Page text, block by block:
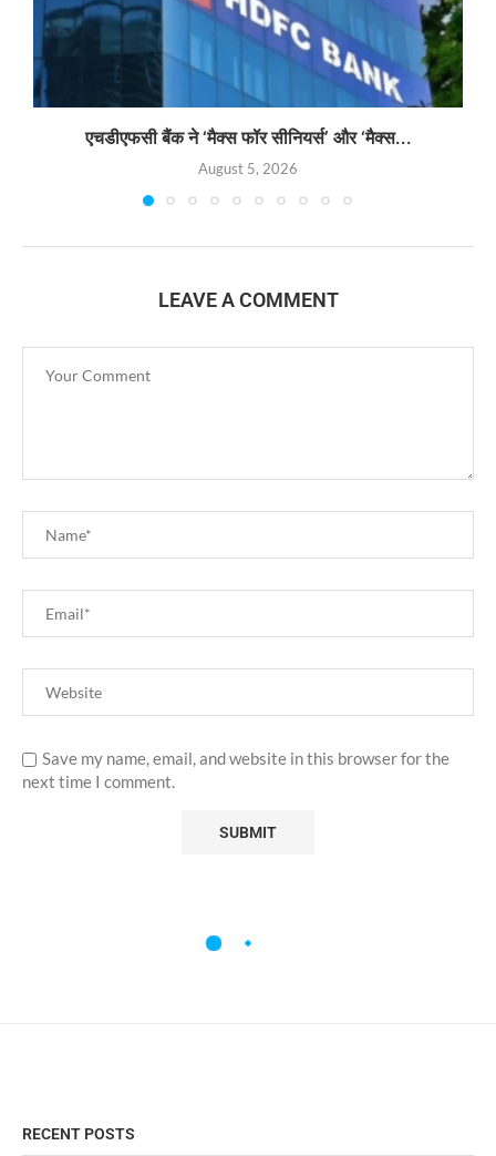
एचडीएफसी बैंक ने ‘मैक्स फॉर सीनियर्स’ और ‘मैक्स...
August 5, 2026
LEAVE A COMMENT
Save my name, email, and website in this browser for the
next time I comment.
RECENT POSTS